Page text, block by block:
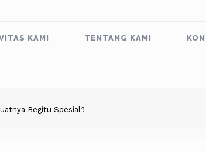
KAMI TENTANG KAMI
Begitu Spesial?